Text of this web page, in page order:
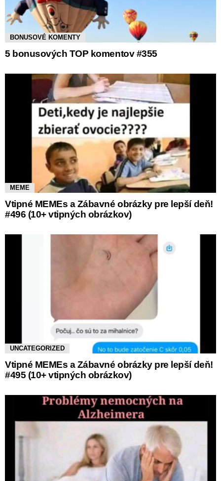
BONUSOVÉ KOMENTY
5 bonusových TOP komentov #355
MEME
Vtipné MEMEs a Zábavné obrázky pre lepší deň!
#496 (10+ vtipných obrázkov)
UNCATEGORIZED
Vtipné MEMEs a Zábavné obrázky pre lepší deň!
#495 (10+ vtipných obrázkov)